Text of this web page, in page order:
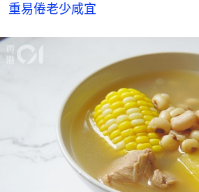
重易倦老少咸宜